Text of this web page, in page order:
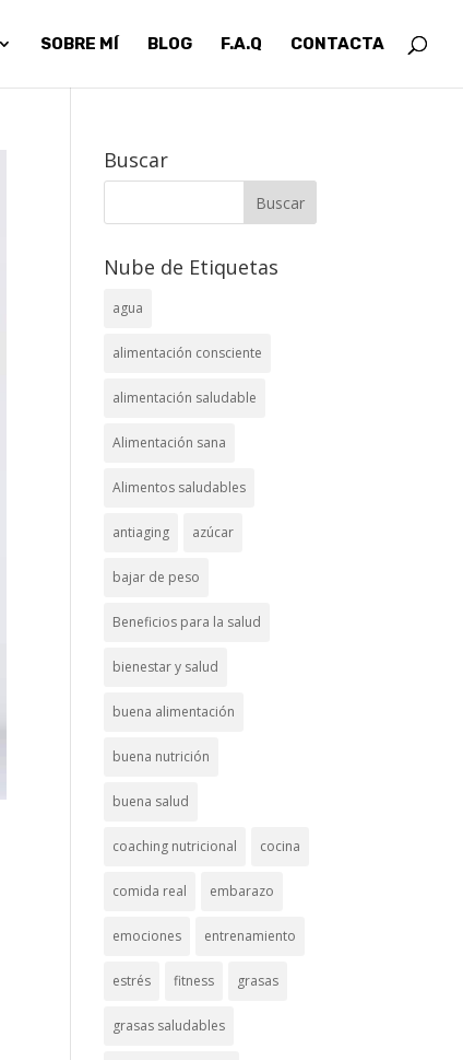
SOBRE MÍ BLOG F.A.Q CONTACTA
Buscar
Nube de Etiquetas
agua
alimentación consciente
alimentación saludable
Alimentación sana
Alimentos saludables
antiaging azúcar
bajar de peso
Beneficios para la salud
bienestar y salud
buena alimentación
buena nutrición
buena salud
coaching nutricional cocina
comida real embarazo
emociones entrenamiento
estrés fitness grasas
grasas saludables